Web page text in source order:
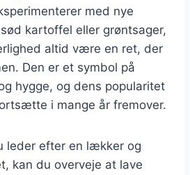
med nye
kartoffel eller grøntsager,
altid være en ret, der
Den er et symbol på
hygge, og dens popularitet
i mange år fremover.
leder efter en lækker og
kan du overveje at lave